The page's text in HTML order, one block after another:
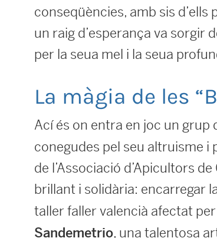
conseqüències, amb sis
un raig d’esperança va sorgir
per la seua mel i la seua
La màgia de les
Ací és on entra en joc un grup
conegudes pel seu altruisme i
de l’Associació d’Apicultors
brillant i solidària: encarregar
taller faller valencià afectat
Sandemetrio, una talentosa